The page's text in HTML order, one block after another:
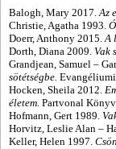
Balogh, Mary 2017. Az
Christie, Agatha 1993.
Doerr, Anthony 2015. A
Dorth, Diana 2009. Vak
Grandjean, Samuel –
sötétségbe. Evangéliumi
Hocken, Sheila 2012.
életem. Partvonal
Hofmann, Gert 1989.
Horvitz, Leslie Alan –
Keller, Helen 1997.